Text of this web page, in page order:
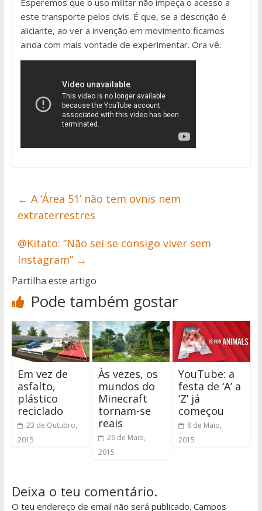
Esperemos que o uso militar não impeça o acesso a
este transporte pelos civis. É que, se a descrição é
aliciante, ao ver a invenção em movimento ficamos
ainda com mais vontade de experimentar. Ora vê:
← A ‘Área 51’ não tem ovnis nem
extraterrestres
@Kitato: “Não sei se consigo viver sem
Instagram” →
Partilha este artigo
Pode também gostar
Em vez de
asfalto,
plástico
reciclado
23 de Outubro,
2015
Às vezes, os
mundos do
Minecraft
tornam-se
reais
26 de Maio,
2015
YouTube: a
festa de ‘A’ a
‘Z’ já
começou
8 de Maio,
2015
Deixa o teu comentário.
O teu endereço de email não será publicado. Campos